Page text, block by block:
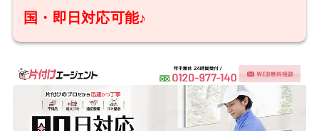
国・即日対応可能♪